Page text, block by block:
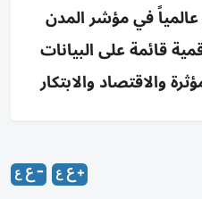
عالمياً في مؤشر المدن
قائمة على البيانات
والاقتصاد والابتكار